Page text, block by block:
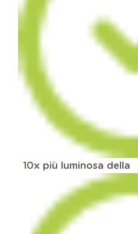
10x più luminosa della